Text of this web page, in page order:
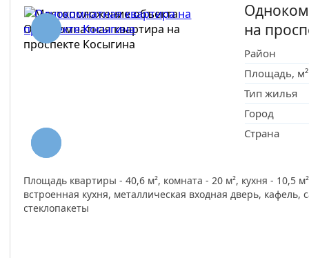
на
Район
Площадь, м²
Тип жилья
Город
Страна
Площадь квартиры - 40,6 м², комната - 20 м², кухня - 10,5
встроенная кухня, металлическая входная дверь,
стеклопакеты